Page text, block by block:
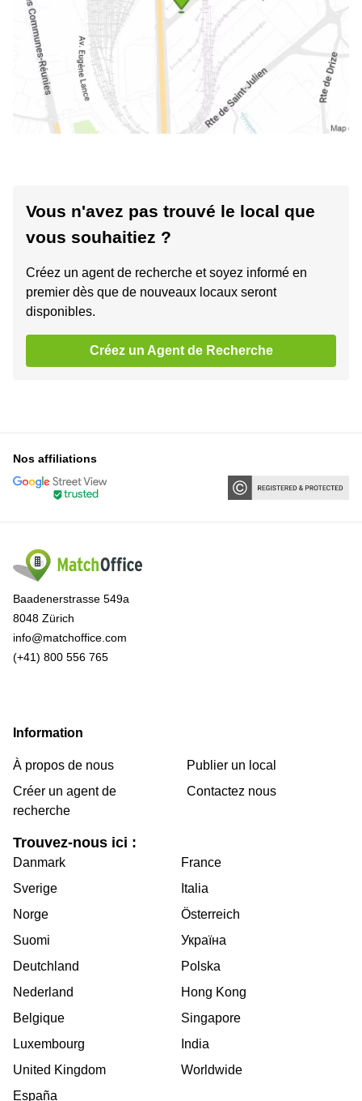
Vous n'avez pas trouvé le local que
vous souhaitiez ?
Créez un agent de recherche et soyez informé en
premier dès que de nouveaux locaux seront
disponibles.
Créez un Agent de Recherche
Nos affiliations
Baadenerstrasse 549a
8048 Zürich
info@matchoffice.com
(+41) 800 556 765
Information
À propos de nous
Créer un agent de
recherche
Publier un local
Contactez nous
Trouvez-nous ici :
Danmark
Sverige
Norge
Suomi
Deutchland
Nederland
Belgique
Luxembourg
United Kingdom
España
France
Italia
Österreich
Україна
Polska
Hong Kong
Singapore
India
Worldwide